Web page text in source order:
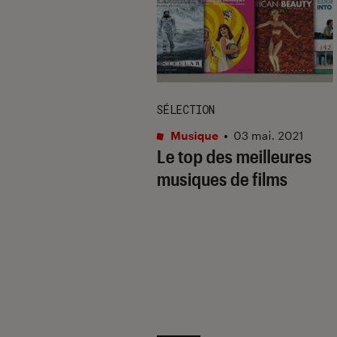
Le top des meilleures
musiques de films
SÉLECTION
Musique • 03 mai. 2021